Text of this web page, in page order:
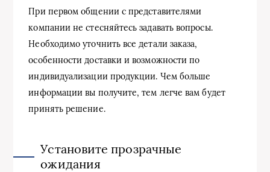
При первом общении с представителями
компании не стесняйтесь задавать вопросы.
Необходимо уточнить все детали заказа,
особенности доставки и возможности по
индивидуализации продукции. Чем больше
информации вы получите, тем легче вам будет
принять решение.
Установите прозрачные
ожидания